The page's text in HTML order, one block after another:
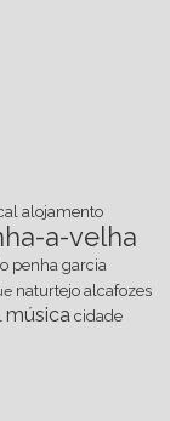
alojamento
a-velha
penha garcia
naturtejo alcafozes
música cidade